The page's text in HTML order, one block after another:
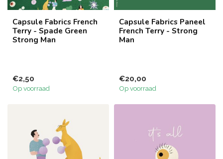
Capsule Fabrics French
Terry - Spade Green
Strong Man
€2,50
Op voorraad
Capsule Fabrics Paneel
French Terry - Strong
Man
€20,00
Op voorraad